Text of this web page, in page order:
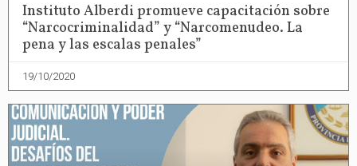
Instituto Alberdi promueve capacitación sobre
“Narcocriminalidad” y “Narcomenudeo. La
pena y las escalas penales”
19/10/2020